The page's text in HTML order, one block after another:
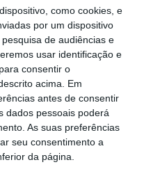
como cookies, e
por um dispositivo
de audiências e
usar identificação e
consentir o
acima. Em
antes de consentir
dados pessoais poderá
As suas preferências
seu consentimento a
da página.